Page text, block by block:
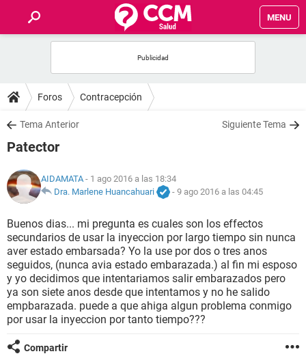
MENU
FOROS
SALUD
NUTRICIÓN
BIENESTAR
SEXUALIDAD
GLOSARIO
Foros Contracepción
Tema Anterior Siguiente Tema
Patector
AIDAMATA- 1 ago 2016 a las 18:34
Dra. Marlene Huancahuari
- 9 ago 2016 a las 04:45
Buenos dias... mi pregunta es cuales son los effectos
secundarios de usar la inyeccion por largo tiempo sin nunca
aver estado embarsada? Yo la use por dos o tres anos
seguidos, (nunca avia estado embarazada.) al fin mi esposo
y yo decidimos que intentariamos salir embarazados pero
ya son siete anos desde que intentamos y no he salido
empbarazada. puede a que ahiga algun problema conmigo
por usar la inyeccion por tanto tiempo???
Compartir